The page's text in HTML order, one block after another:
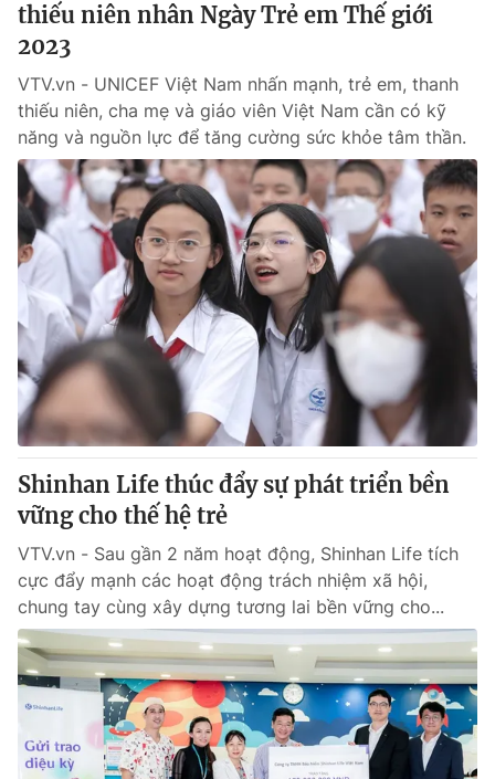
thiếu niên nhân Ngày Trẻ em Thế giới
2023
VTV.vn - UNICEF Việt Nam nhấn mạnh, trẻ em, thanh
thiếu niên, cha mẹ và giáo viên Việt Nam cần có kỹ
năng và nguồn lực để tăng cường sức khỏe tâm thần.
Shinhan Life thúc đẩy sự phát triển bền
vững cho thế hệ trẻ
VTV.vn - Sau gần 2 năm hoạt động, Shinhan Life tích
cực đẩy mạnh các hoạt động trách nhiệm xã hội,
chung tay cùng xây dựng tương lai bền vững cho...